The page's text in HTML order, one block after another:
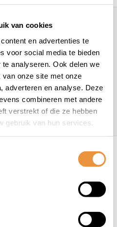
van cookies
en advertenties te
voor social media te bieden
analyseren. Ook delen we
onze site met onze
adverteren en analyse. Deze
combineren met andere
verstrekt of die ze hebben
gebruik van hun services.
4.7/5 op